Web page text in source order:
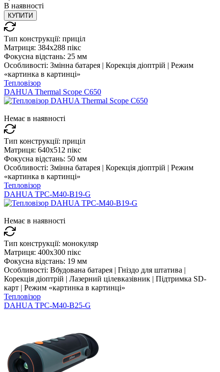
В наявності
КУПИТИ
Тип конструкції: приціл
Матриця: 384x288 пікс
Фокусна відстань: 25 мм
Особливості: Змінна батарея | Корекція діоптрій | Режим
«картинка в картинці»
Тепловізор
DAHUA Thermal Scope C650
Немає в наявності
Тип конструкції: приціл
Матриця: 640x512 пікс
Фокусна відстань: 50 мм
Особливості: Змінна батарея | Корекція діоптрій | Режим
«картинка в картинці»
Тепловізор
DAHUA TPC-M40-B19-G
Немає в наявності
Тип конструкції: монокуляр
Матриця: 400x300 пікс
Фокусна відстань: 19 мм
Особливості: Вбудована батарея | Гніздо для штатива |
Корекція діоптрій | Лазерний цілевказівник | Підтримка SD-
карт | Режим «картинка в картинці»
Тепловізор
DAHUA TPC-M40-B25-G